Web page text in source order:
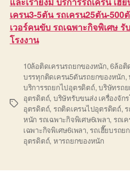
เครน3-5ตัน รถเครน25ตัน-500
เวอร์คนขับ รถเฉพาะกิจพิเศษ รั
โรงงาน
Tags
10ล้อติดเครนรถยกของหนัก,6ล้อติ
บรรทุกติดเครน5ตันรถยกของหนัก,
บริการรถยกไปอุตรดิตถ์,บริษัทรถ
อุตรดิตถ์, บริษัทรับขนส่ง เครื่องจักร
อุตรดิตถ์, รถติดเครนไปอุตรดิตถ์,
หนัก รถเฉพาะกิจพิเศษ6เพลา, รถเ
เฉพาะกิจพิเศษ6เพลา, รถเฮี๊ยบรถย
อุตรดิตถ์, หารถยกของหนัก